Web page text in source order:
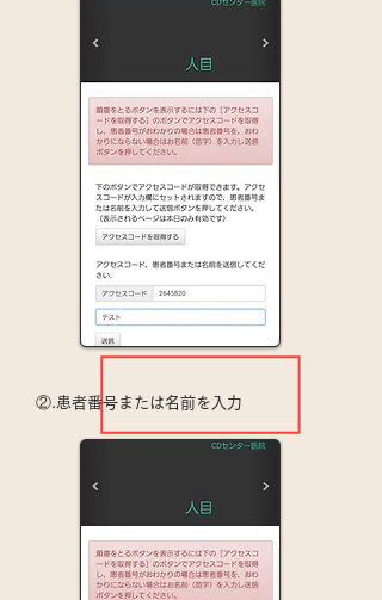
②.患者番号または名前を入力